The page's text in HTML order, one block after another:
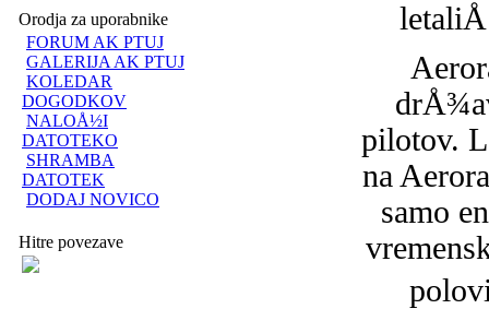
Orodja za uporabnike
FORUM AK PTUJ
GALERIJA AK PTUJ
KOLEDAR
DOGODKOV
NALOÅ½I
DATOTEKO
SHRAMBA
DATOTEK
DODAJ NOVICO
Hitre povezave
pilotov.
na
samo